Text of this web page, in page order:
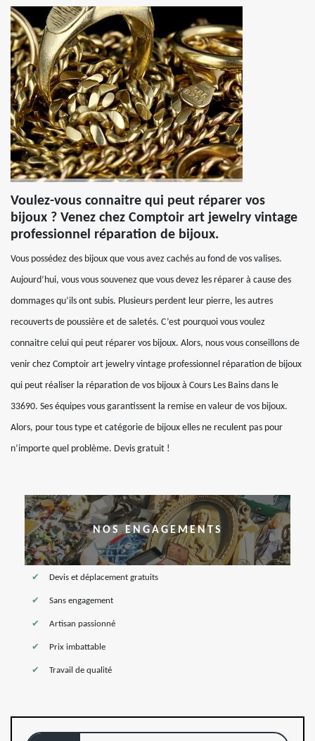
Voulez-vous connaitre qui peut réparer vos
bijoux ? Venez chez Comptoir art jewelry vintage
professionnel réparation de bijoux.
Vous possédez des bijoux que vous avez cachés au fond de vos valises.
Aujourd’hui, vous vous souvenez que vous devez les réparer à cause des
dommages qu’ils ont subis. Plusieurs perdent leur pierre, les autres
recouverts de poussière et de saletés. C’est pourquoi vous voulez
connaitre celui qui peut réparer vos bijoux. Alors, nous vous conseillons de
venir chez Comptoir art jewelry vintage professionnel réparation de bijoux
qui peut réaliser la réparation de vos bijoux à Cours Les Bains dans le
33690. Ses équipes vous garantissent la remise en valeur de vos bijoux.
Alors, pour tous type et catégorie de bijoux elles ne reculent pas pour
n’importe quel problème. Devis gratuit !
NOS ENGAGEMENTS
Devis et déplacement gratuits
Sans engagement
Artisan passionné
Prix imbattable
Travail de qualité